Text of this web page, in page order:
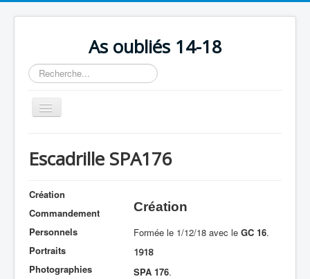
As oubliés 14-18
Rechercher
Basculer
la
Chronologie
Escadrilles
Organisation
Avions
Escadrille SPA176
Création
Commandement
Personnels
Portraits
Photographies
Création
Formée le 1/12/18 avec le GC 16.
1918
SPA 176.